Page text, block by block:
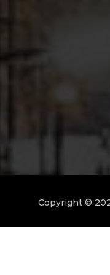
Copyright ©